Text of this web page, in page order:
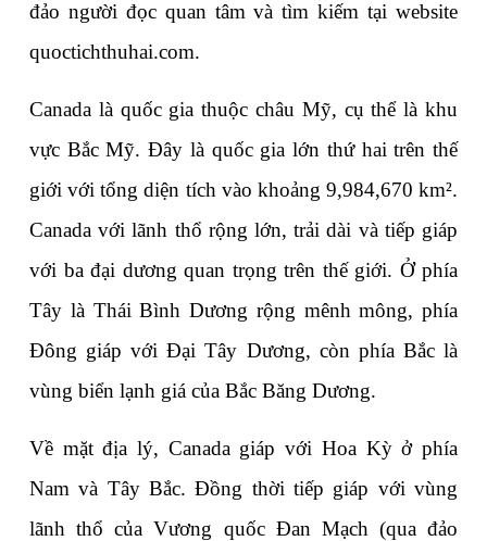
đảo người đọc quan tâm và tìm kiếm tại website
quoctichthuhai.com.
Canada là quốc gia thuộc châu Mỹ, cụ thể là khu
vực Bắc Mỹ. Đây là quốc gia lớn thứ hai trên thế
giới với tổng diện tích vào khoảng 9,984,670 km².
Canada với lãnh thổ rộng lớn, trải dài và tiếp giáp
với ba đại dương quan trọng trên thế giới. Ở phía
Tây là Thái Bình Dương rộng mênh mông, phía
Đông giáp với Đại Tây Dương, còn phía Bắc là
vùng biển lạnh giá của Bắc Băng Dương.
Về mặt địa lý, Canada giáp với Hoa Kỳ ở phía
Nam và Tây Bắc. Đồng thời tiếp giáp với vùng
lãnh thổ của Vương quốc Đan Mạch (qua đảo